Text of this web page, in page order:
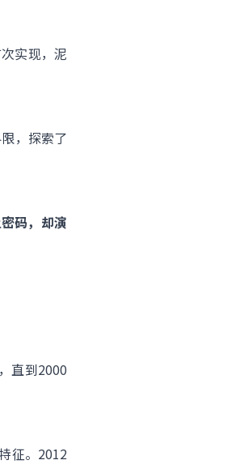
实现，泥
，探索了
码，却演
直到2000
征。2012